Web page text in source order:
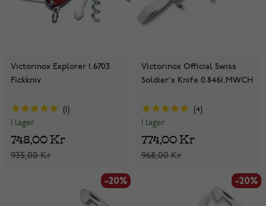
Victorinox Explorer 1.6703
Fickkniv
I lager
935,00 Kr
748,00 Kr
Victorinox Official Swiss
Soldier's Knife 0.8461.MWCH
4
I lager
968,00 Kr
774,00 Kr
-20%
-20% -20%
-20%